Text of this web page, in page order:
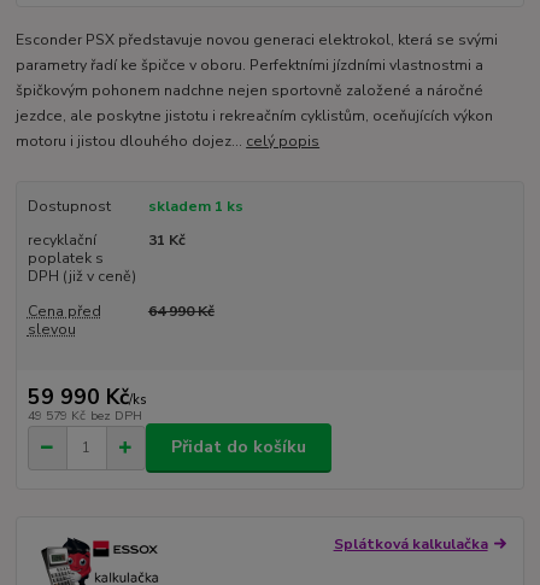
Esconder PSX představuje novou generaci elektrokol, která se svými
parametry řadí ke špičce v oboru. Perfektními jízdními vlastnostmi a
špičkovým pohonem nadchne nejen sportovně založené a náročné
jezdce, ale poskytne jistotu i rekreačním cyklistům, oceňujících výkon
motoru i jistou dlouhého dojez... celý popis
Dostupnost
skladem 1 ks
recyklační
poplatek s
DPH (již v ceně)
31 Kč
Cena před
slevou
64 990 Kč
59 990 Kč/ks
49 579 Kč bez DPH
Přidat do košíku
Splátková kalkulačka